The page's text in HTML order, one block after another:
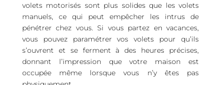
volets motorisés sont plus solides que les volets
manuels, ce qui peut empêcher les intrus de
pénétrer chez vous. Si vous partez en vacances,
vous pouvez paramétrer vos volets pour qu’ils
s’ouvrent et se ferment à des heures précises,
donnant l’impression que votre maison est
occupée même lorsque vous n’y êtes pas